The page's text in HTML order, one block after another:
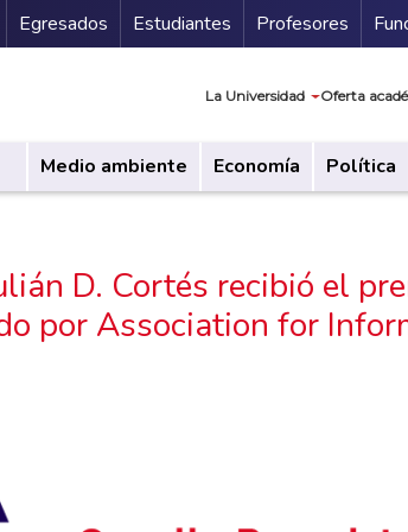
Secundario
Egresados Estudiantes Profesores
La Universidad Oferta
Medio ambiente Economía Política
D. Cortés recibió el
por Association for